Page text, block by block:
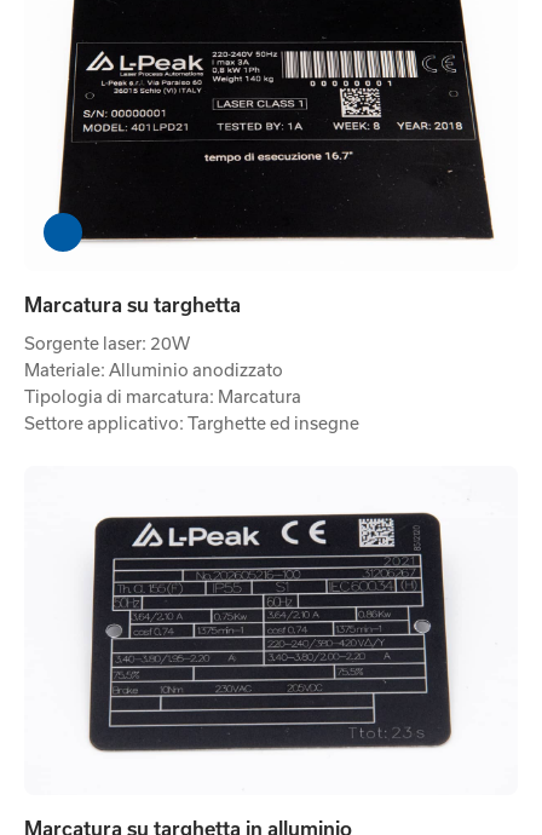
Marcatura su targhetta
Sorgente laser: 20W
Materiale: Alluminio anodizzato
Tipologia di marcatura: Marcatura
Settore applicativo: Targhette ed insegne
Marcatura su targhetta in alluminio